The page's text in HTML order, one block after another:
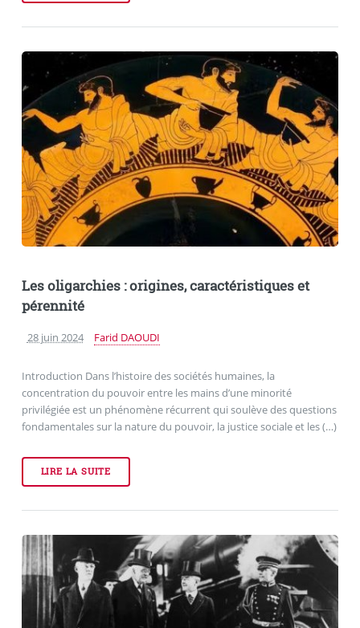
Les oligarchies : origines, caractéristiques et
pérennité
28 juin 2024 Farid DAOUDI
Introduction Dans l’histoire des sociétés humaines, la
concentration du pouvoir entre les mains d’une minorité
privilégiée est un phénomène récurrent qui soulève des questions
fondamentales sur la nature du pouvoir, la justice sociale et les (…)
LIRE LA SUITE